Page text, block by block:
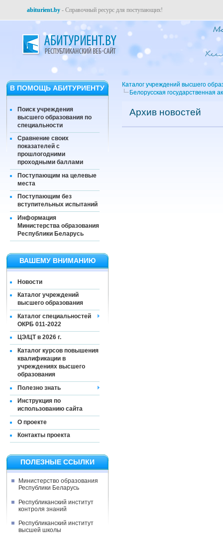
abiturient.by - Справочный ресурс для поступающих!
В ПОМОЩЬ АБИТУРИЕНТУ
Поиск учреждения
высшего образования по
специальности
Сравнение своих
показателей с
прошлогодними
проходными баллами
Поступающим на целевые
места
Поступающим без
вступительных испытаний
Информация
Министерства образования
Республики Беларусь
ВАШЕМУ ВНИМАНИЮ
Новости
Каталог учреждений
высшего образования
Каталог специальностей
ОКРБ 011-2022
ЦЭ/ЦТ в 2026 г.
Каталог курсов повышения
квалификации в
учреждениях высшего
образования
Полезно знать
Инструкция по
использованию сайта
О проекте
Контакты проекта
ПОЛЕЗНЫЕ ССЫЛКИ
Министерство образования
Республики Беларусь
Республиканский институт
контроля знаний
Республиканский институт
высшей школы
Каталог учреждений высшего
Белорусская государственная
Архив новостей